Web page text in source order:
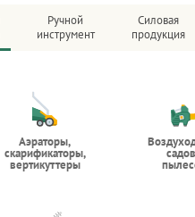
Ручной
инструмент
Силовая
продукция
Аэраторы,
скарификаторы,
вертикуттеры